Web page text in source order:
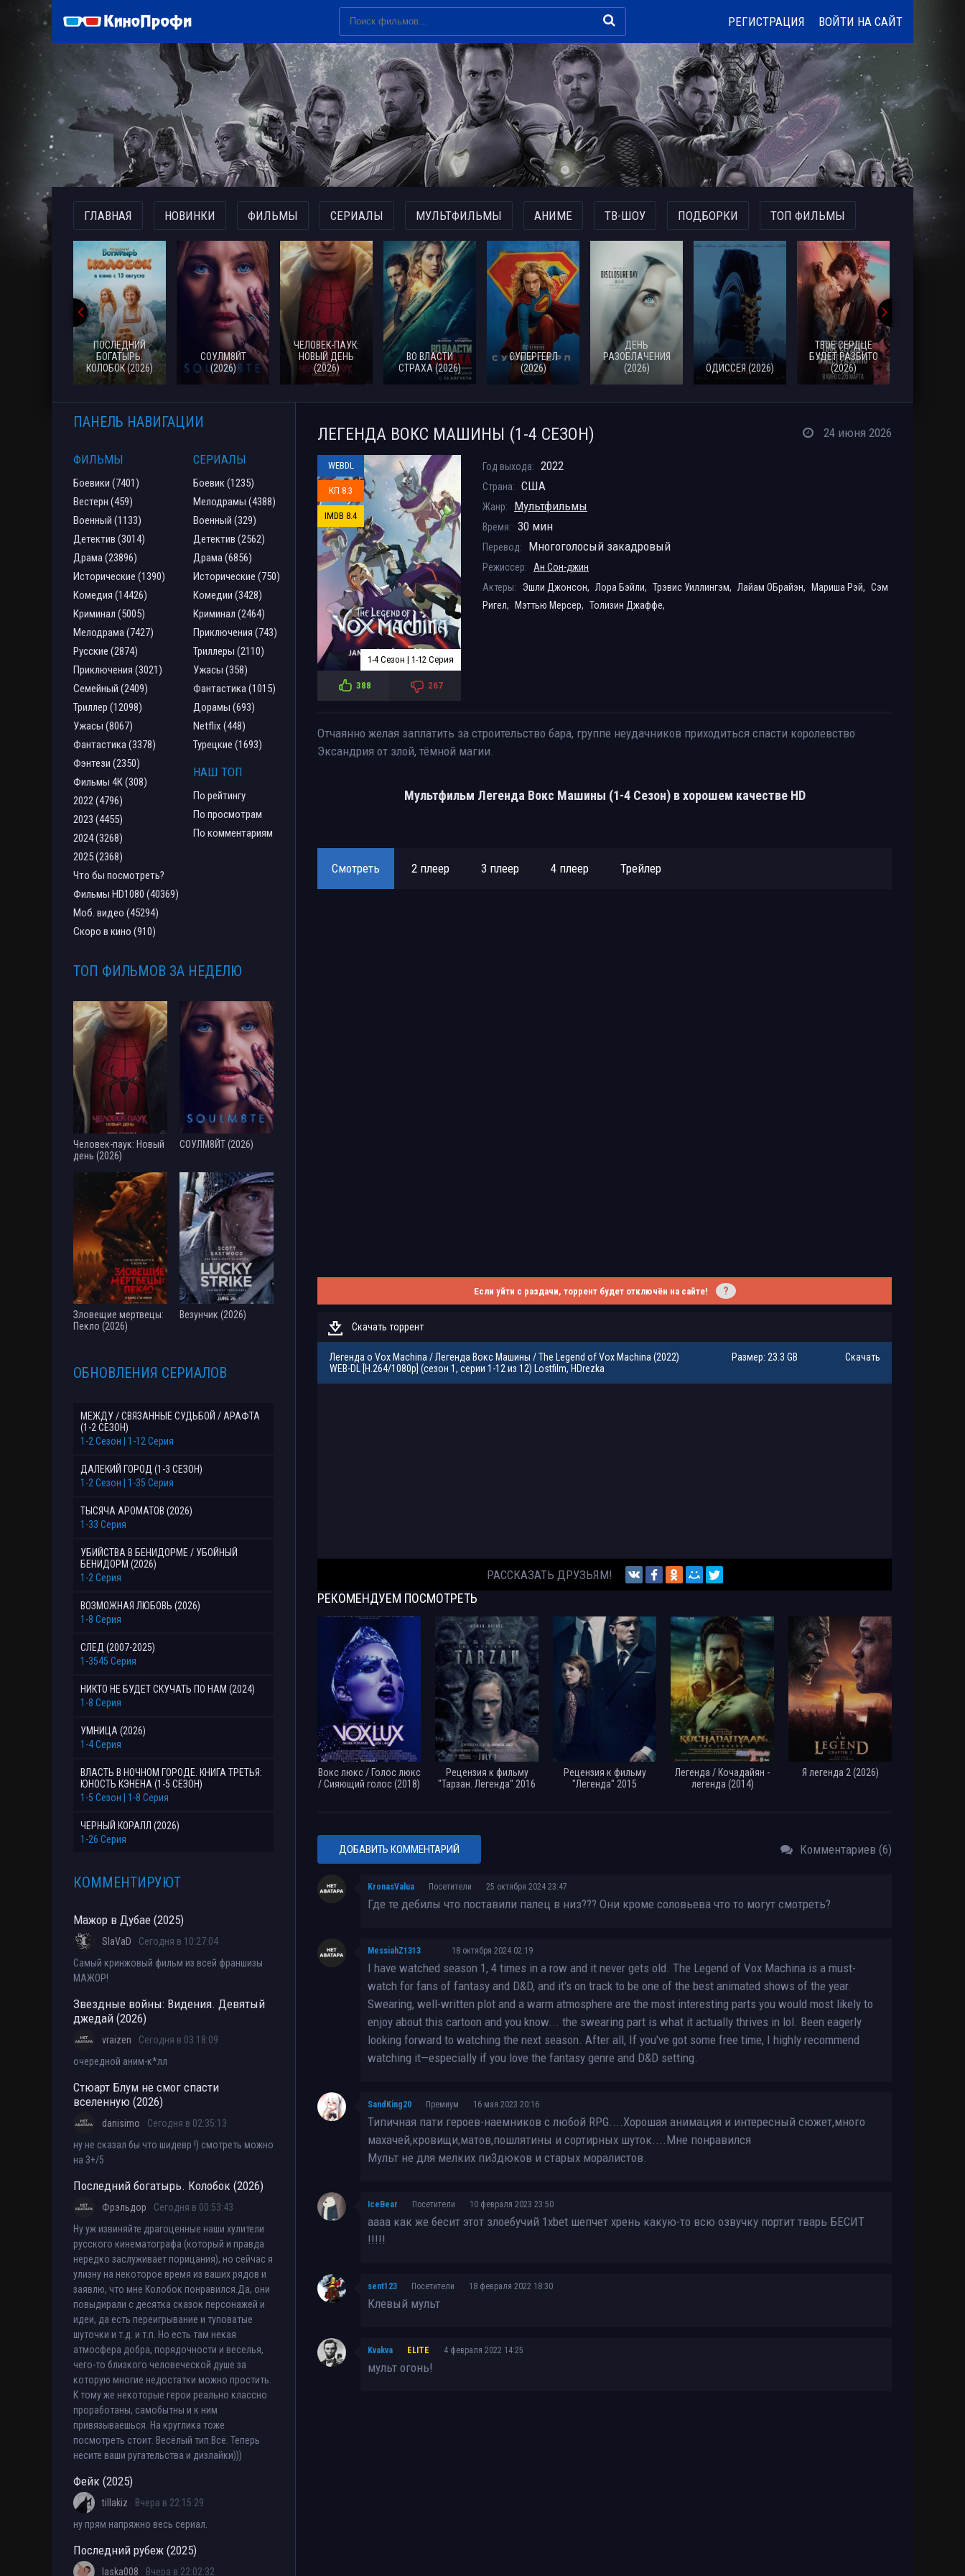
РЕГИСТРАЦИЯ ВОЙТИ НА САЙТ
ГЛАВНАЯ НОВИНКИ ФИЛЬМЫ СЕРИАЛЫ МУЛЬТФИЛЬМЫ АНИМЕ ТВ-ШОУ ПОДБОРКИ ТОП ФИЛЬМЫ
ПОСЛЕДНИЙ
БОГАТЫРЬ.
КОЛОБОК (2026)
СОУЛМ8ЙТ
(2026)
ЧЕЛОВЕК-ПАУК:
НОВЫЙ ДЕНЬ
(2026)
ВО ВЛАСТИ
СТРАХА (2026)
СУПЕРГЕРЛ
(2026)
ДЕНЬ
РАЗОБЛАЧЕНИЯ
(2026)
ОДИССЕЯ (2026)
ТВОЕ СЕРДЦЕ
БУДЕТ РАЗБИТО
(2026)
ЛЕГЕНДА ВОКС МАШИНЫ (1-4 СЕЗОН) 24 июня 2026
WEBDL
КП 8.3
IMDB 8.4
1-4 Сезон | 1-12 Серия
388 267
Год выхода: 2022
Страна: США
Жанр: Мультфильмы
Время: 30 мин
Перевод: Многоголосый закадровый
Режиссер:
Ан Сон-джин
Актеры:
Эшли Джонсон, Лора Бэйли, Трэвис Уиллингэм, Лайам ОБрайэн, Мариша Рэй, Сэм
Ригел,
Мэттью Мерсер, Толизин Джаффе,
Отчаянно желая заплатить за строительство бара, группе неудачников приходиться спасти королевство
Эксандрия от злой, тёмной магии.
Мультфильм Легенда Вокс Машины (1-4 Сезон) в хорошем качестве HD
Смотреть 2 плеер 3 плеер 4 плеер Трейлер
Если уйти с раздачи, торрент будет отключён на сайте! ?
Скачать торрент
Легенда о Vox Machina / Легенда Вокс Машины / The Legend of Vox Machina (2022)
WEB-DL [H.264/1080p] (сезон 1, серии 1-12 из 12) Lostfilm, HDrezka
Размер: 23.3 GB Скачать
РАССКАЗАТЬ ДРУЗЬЯМ!
РЕКОМЕНДУЕМ ПОСМОТРЕТЬ
Вокс люкс / Голос люкс
/ Сияющий голос (2018)
Рецензия к фильму
"Тарзан. Легенда" 2016
Рецензия к фильму
"Легенда" 2015
Легенда / Кочадайян -
легенда (2014)
Я легенда 2 (2026)
ДОБАВИТЬ КОММЕНТАРИЙ Комментариев (6)
KronasValua Посетители 25 октября 2024 23:47
Где те дебилы что поставили палец в низ??? Они кроме соловьева что то могут смотреть?
MessiahZ1313 18 октября 2024 02:19
I have watched season 1, 4 times in a row and it never gets old. The Legend of Vox Machina is a must-
watch for fans of fantasy and D&D, and it's on track to be one of the best animated shows of the year.
Swearing, well-written plot and a warm atmosphere are the most interesting parts you would most likely to
enjoy about this cartoon and you know... the swearing part is what it actually thrives in lol. Been eagerly
looking forward to watching the next season. After all, If you've got some free time, I highly recommend
watching it—especially if you love the fantasy genre and D&D setting.
SandKing20 Премиум 16 мая 2023 20:16
Типичная пати героев-наемников с любой RPG....Хорошая анимация и интересный сюжет,много
махачей,кровищи,матов,пошлятины и сортирных шуток....Мне понравился
Мульт не для мелких пи3дюков и старых моралистов.
IceBear Посетители 10 февраля 2023 23:50
аааа как же бесит этот злоебучий 1xbet шепчет хрень какую-то всю озвучку портит тварь БЕСИТ
!!!!!
sent123 Посетители 18 февраля 2022 18:30
Клевый мульт
Kvakva ELITE 4 февраля 2022 14:25
мульт огонь!
ПАНЕЛЬ НАВИГАЦИИ
ФИЛЬМЫ
Боевики (7401)
Вестерн (459)
Военный (1133)
Детектив (3014)
Драма (23896)
Исторические (1390)
Комедия (14426)
Криминал (5005)
Мелодрама (7427)
Русские (2874)
Приключения (3021)
Семейный (2409)
Триллер (12098)
Ужасы (8067)
Фантастика (3378)
Фэнтези (2350)
Фильмы 4К (308)
2022 (4796)
2023 (4455)
2024 (3268)
2025 (2368)
Что бы посмотреть?
Фильмы HD1080 (40369)
Моб. видео (45294)
Скоро в кино (910)
СЕРИАЛЫ
Боевик (1235)
Мелодрамы (4388)
Военный (329)
Детектив (2562)
Драма (6856)
Исторические (750)
Комедии (3428)
Криминал (2464)
Приключения (743)
Триллеры (2110)
Ужасы (358)
Фантастика (1015)
Дорамы (693)
Netflix (448)
Турецкие (1693)
НАШ ТОП
По рейтингу
По просмотрам
По комментариям
ТОП ФИЛЬМОВ ЗА НЕДЕЛЮ
Человек-паук: Новый
день (2026)
СОУЛМ8ЙТ (2026)
Зловещие мертвецы:
Пекло (2026)
Везунчик (2026)
ОБНОВЛЕНИЯ СЕРИАЛОВ
МЕЖДУ / СВЯЗАННЫЕ СУДЬБОЙ / АРАФТА
(1-2 СЕЗОН)
1-2 Сезон | 1-12 Серия
ДАЛЕКИЙ ГОРОД (1-3 СЕЗОН)
1-2 Сезон | 1-35 Серия
ТЫСЯЧА АРОМАТОВ (2026)
1-33 Серия
УБИЙСТВА В БЕНИДОРМЕ / УБОЙНЫЙ
БЕНИДОРМ (2026)
1-2 Серия
ВОЗМОЖНАЯ ЛЮБОВЬ (2026)
1-8 Серия
СЛЕД (2007-2025)
1-3545 Серия
НИКТО НЕ БУДЕТ СКУЧАТЬ ПО НАМ (2024)
1-8 Серия
УМНИЦА (2026)
1-4 Серия
ВЛАСТЬ В НОЧНОМ ГОРОДЕ. КНИГА ТРЕТЬЯ:
ЮНОСТЬ КЭНЕНА (1-5 СЕЗОН)
1-5 Сезон | 1-8 Серия
ЧЕРНЫЙ КОРАЛЛ (2026)
1-26 Серия
КОММЕНТИРУЮТ
Мажор в Дубае (2025)
SlaVaD
Сегодня в 10:27:04
Самый кринжовый фильм из всей франшизы
МАЖОР!
Звездные войны: Видения. Девятый
джедай (2026)
vraizen
Сегодня в 03:18:09
очередной аним-к*лл
Стюарт Блум не смог спасти
вселенную (2026)
danisimo
Сегодня в 02:35:13
ну не сказал бы что шидевр !) смотреть можно
на 3+/5
Последний богатырь. Колобок (2026)
Фрэльдор
Сегодня в 00:53:43
Ну уж извиняйте драгоценные наши хулители
русского кинематографа (который и правда
нередко заслуживает порицания), но сейчас я
улизну на некоторое время из ваших рядов и
заявлю, что мне Колобок понравился.Да, они
повыдирали с десятка сказок персонажей и
идеи, да есть переигрывание и туповатые
шуточки и т.д. и т.п. Но есть там некая
атмосфера добра, порядочности и веселья,
чего-то близкого человеческой душе за
которую многие недостатки можно простить.
К тому же некоторые герои реально классно
проработаны, самобытны и к ним
привязываешься. На круглика тоже
посмотреть стоит. Весёлый тип.Всё. Теперь
несите ваши ругательства и дизлайки)))
Фейк (2025)
tillakiz
Вчера в 22:15:29
ну прям напряжно весь сериал.
Последний рубеж (2025)
laska008 Вчера в 22:02:32